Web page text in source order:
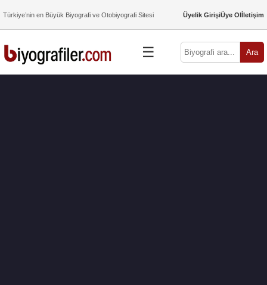
Türkiye’nin en Büyük Biyografi ve Otobiyografi Sitesi Üyelik GirişiÜye Olİletişim
☰ Ara